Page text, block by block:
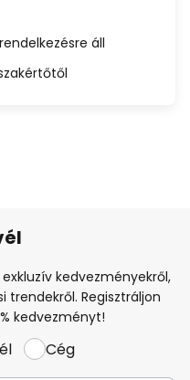
áll
kedvezményekről,
Regisztráljon
kedvezményt!
Cég